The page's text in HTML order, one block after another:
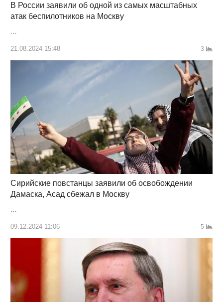
В России заявили об одной из самых масштабных
атак беспилотников на Москву
…
21.08.2024 15:48 3
Сирийские повстанцы заявили об освобождении
Дамаска, Асад сбежал в Москву
…
09.12.2024 11:06 5